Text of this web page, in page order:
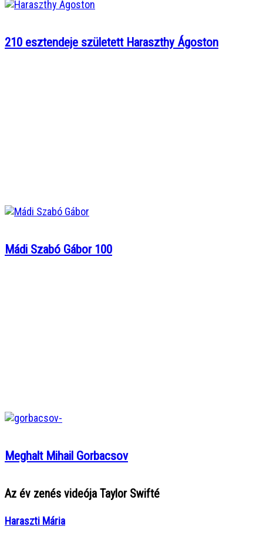
210 esztendeje született Haraszthy Ágoston
Mádi Szabó Gábor 100
Meghalt Mihail Gorbacsov
Az év zenés videója Taylor Swifté
Haraszti Mária